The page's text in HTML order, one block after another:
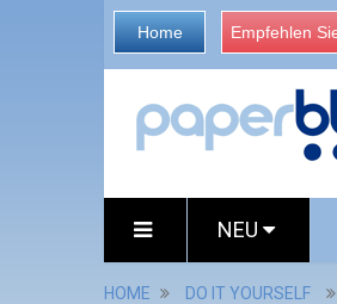
Home Empfehlen
NEU
HOME DO IT YOURSELF